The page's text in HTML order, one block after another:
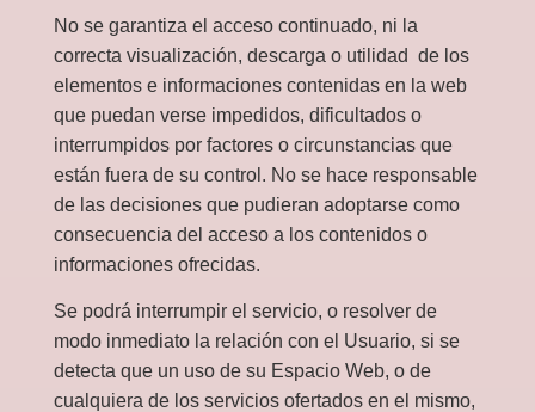
No se garantiza el acceso continuado, ni la
correcta visualización, descarga o utilidad de los
elementos e informaciones contenidas en la web
que puedan verse impedidos, dificultados o
interrumpidos por factores o circunstancias que
están fuera de su control. No se hace responsable
de las decisiones que pudieran adoptarse como
consecuencia del acceso a los contenidos o
informaciones ofrecidas.
Se podrá interrumpir el servicio, o resolver de
modo inmediato la relación con el Usuario, si se
detecta que un uso de su Espacio Web, o de
cualquiera de los servicios ofertados en el mismo,